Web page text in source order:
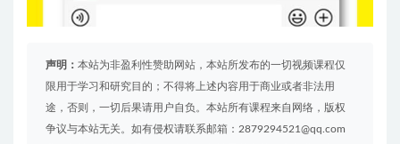
声明： 本站为非盈利性赞助网站，本站所发布的一切视频课程仅
限用于学习和研究目的；不得将上述内容用于商业或者非法用
途，否则，一切后果请用户自负。本站所有课程来自网络，版权
争议与本站无关。如有侵权请联系邮箱：2879294521@qq.com